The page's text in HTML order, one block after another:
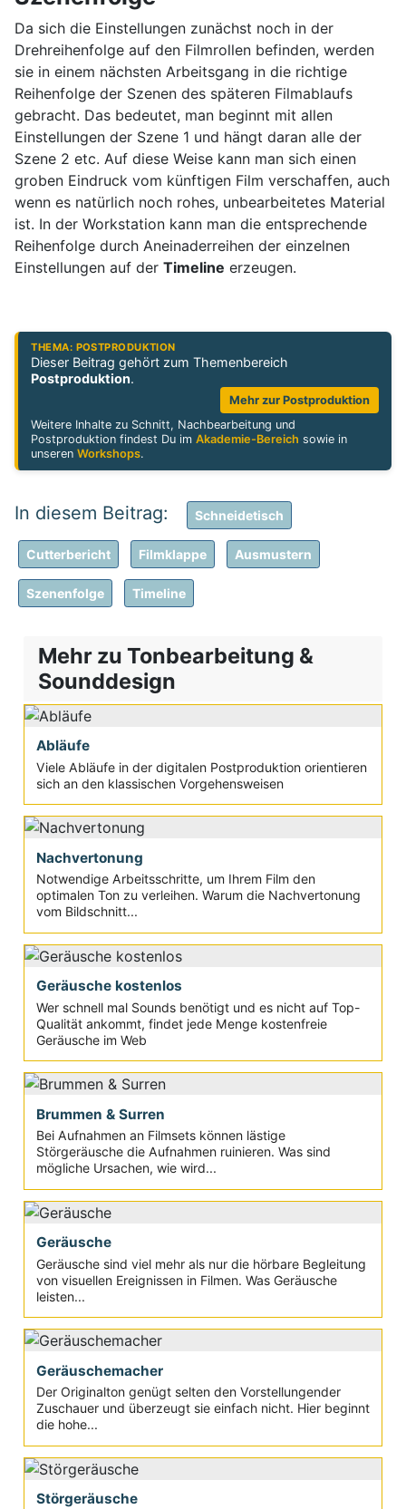
Da sich die Einstellungen zunächst noch in der
Drehreihenfolge auf den Filmrollen befinden, werden
sie in einem nächsten Arbeitsgang in die richtige
Reihenfolge der Szenen des späteren Filmablaufs
gebracht. Das bedeutet, man beginnt mit allen
Einstellungen der Szene 1 und hängt daran alle der
Szene 2 etc. Auf diese Weise kann man sich einen
groben Eindruck vom künftigen Film verschaffen, auch
wenn es natürlich noch rohes, unbearbeitetes Material
ist. In der Workstation kann man die entsprechende
Reihenfolge durch Aneinaderreihen der einzelnen
Einstellungen auf der Timeline erzeugen.
THEMA: POSTPRODUKTION
Dieser Beitrag gehört zum Themenbereich
Postproduktion.
Mehr zur Postproduktion
Weitere Inhalte zu Schnitt, Nachbearbeitung und
Postproduktion findest Du imAkademie-Bereich sowie in
unserenWorkshops.
Schneidetisch
Cutterbericht Filmklappe Ausmustern
Szenenfolge Timeline
Mehr zu Tonbearbeitung &
Sounddesign
Abläufe
Viele Abläufe in der digitalen Postproduktion orientieren
sich an den klassischen Vorgehensweisen
Nachvertonung
Notwendige Arbeitsschritte, um Ihrem Film den
optimalen Ton zu verleihen. Warum die Nachvertonung
vom Bildschnitt...
Geräusche kostenlos
Wer schnell mal Sounds benötigt und es nicht auf Top-
Qualität ankommt, findet jede Menge kostenfreie
Geräusche im Web
Brummen & Surren
Bei Aufnahmen an Filmsets können lästige
Störgeräusche die Aufnahmen ruinieren. Was sind
mögliche Ursachen, wie wird...
Geräusche
Geräusche sind viel mehr als nur die hörbare Begleitung
von visuellen Ereignissen in Filmen. Was Geräusche
leisten...
Geräuschemacher
Der Originalton genügt selten den Vorstellungender
Zuschauer und überzeugt sie einfach nicht. Hier beginnt
die hohe...
Störgeräusche